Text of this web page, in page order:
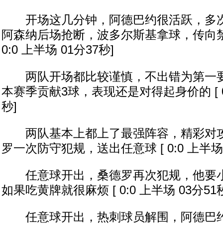
开场这几分钟，阿德巴约很活跃，多
阿森纳后场抢断，波多尔斯基拿球，传向
0:0 上半场 01分37秒]
两队开场都比较谨慎，不出错为第一
本赛季贡献3球，表现还是对得起身价的 [
秒]
两队基本上都上了最强阵容，精彩对
罗一次防守犯规，送出任意球 [ 0:0 上半
任意球开出，桑德罗再次犯规，他要
如果吃黄牌就很麻烦 [ 0:0 上半场 03分51
任意球开出，热刺球员解围，阿德巴